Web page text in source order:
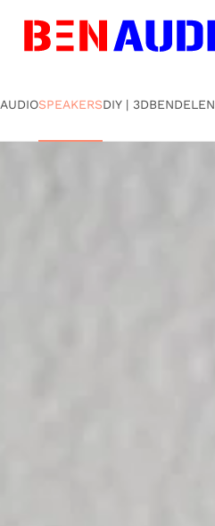
AUDIOSPEAKERSDIY | 3DBENDELEN